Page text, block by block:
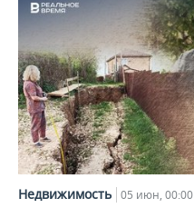
ОТКРЫТАЯ ЛЕКЦИЯ
БАСКЕТБОЛ
ВОЛЕЙБОЛ
КИБЕРСПОРТ
ФИГУРНОЕ КАТАНИЕ
ВОДНЫЕ ВИДЫ СПОРТА
ИНФРАСТРУКТУРА
ИСТОРИЯ
КУЛЬТУРА
МЕДИЦИНА
ОБРАЗОВАНИЕ
СПРАВОЧНИК
СПИСОК ПЕРСОН
СПИСОК КОМПАНИЙ
ПОЛНАЯ ВЕРСИЯ
Недвижимость 05 июн, 00:00